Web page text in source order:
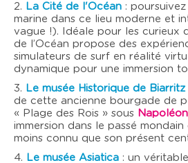
2. La Cité de l'Océan :
marine dans ce lieu moderne et
vague !). Idéale pour les curieux
de l’Océan propose des
simulateurs de surf en réalité
dynamique pour une immersion
3. Le musée Historique de Biarritz
de cette ancienne bourgade de
« Plage des Rois » sous
immersion dans le passé
moins connu que son présent
4. Le musée Asiatica : un